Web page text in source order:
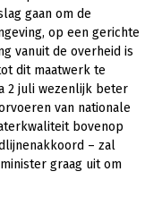
gaan om de
op een gerichte
vanuit de overheid is
dit maatwerk te
2 juli wezenlijk beter
van nationale
bovenop
– zal
graag uit om